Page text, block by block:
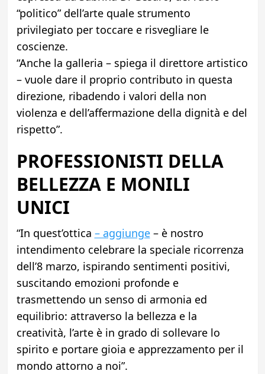
“politico” dell’arte quale strumento
privilegiato per toccare e risvegliare le
coscienze.
“Anche la galleria – spiega il direttore artistico
– vuole dare il proprio contributo in questa
direzione, ribadendo i valori della non
violenza e dell’affermazione della dignità e del
rispetto”.
PROFESSIONISTI DELLA
BELLEZZA E MONILI
UNICI
“In quest’ottica – aggiunge– è nostro
intendimento celebrare la speciale ricorrenza
dell’8 marzo, ispirando sentimenti positivi,
suscitando emozioni profonde e
trasmettendo un senso di armonia ed
equilibrio: attraverso la bellezza e la
creatività, l’arte è in grado di sollevare lo
spirito e portare gioia e apprezzamento per il
mondo attorno a noi”.